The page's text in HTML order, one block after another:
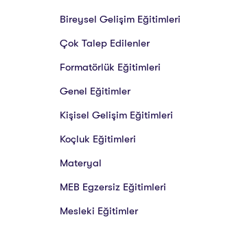
Bireysel Gelişim Eğitimleri
Çok Talep Edilenler
Formatörlük Eğitimleri
Genel Eğitimler
Kişisel Gelişim Eğitimleri
Koçluk Eğitimleri
Materyal
MEB Egzersiz Eğitimleri
Mesleki Eğitimler